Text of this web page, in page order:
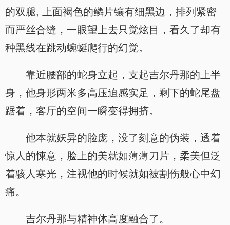
的双腿, 上面褐色的鳞片镶有细黑边，排列紧密
而严丝合缝，一眼望上去只觉炫目，看久了却有
种黑线在跳动蜿蜒爬行的幻觉。
靠近腰部的蛇身立起，支起吉尔丹那的上半
身，他身形两米多高压迫感实足，剩下的蛇尾盘
踞着，客厅的空间一瞬变得拥挤。
他本就妖异的脸庞，没了刻意的伪装，透着
惊人的悚意，脸上的美就如薄薄刀片，柔美但泛
着骇人寒光，注视他的时候就如被割伤般心中幻
痛。
吉尔丹那与精神体高度融合了。